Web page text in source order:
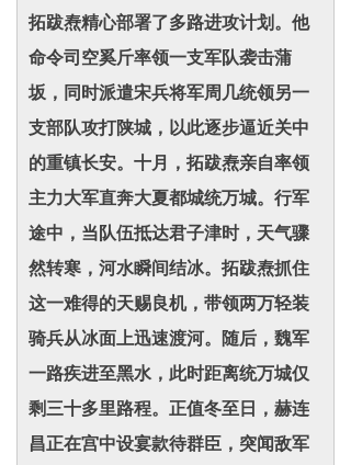
拓跋焘精心部署了多路进攻计划。他
命令司空奚斤率领一支军队袭击蒲
坂，同时派遣宋兵将军周几统领另一
支部队攻打陕城，以此逐步逼近关中
的重镇长安。十月，拓跋焘亲自率领
主力大军直奔大夏都城统万城。行军
途中，当队伍抵达君子津时，天气骤
然转寒，河水瞬间结冰。拓跋焘抓住
这一难得的天赐良机，带领两万轻装
骑兵从冰面上迅速渡河。随后，魏军
一路疾进至黑水，此时距离统万城仅
剩三十多里路程。正值冬至日，赫连
昌正在宫中设宴款待群臣，突闻敌军